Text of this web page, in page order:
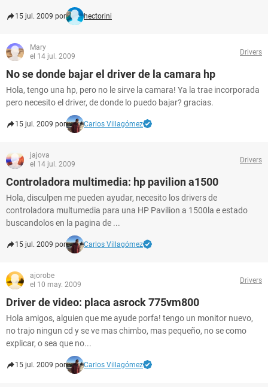
15 jul. 2009 por hectorini
Mary
el 14 jul. 2009
Drivers
No se donde bajar el driver de la camara hp
Hola, tengo una hp, pero no le sirve la camara! Ya la trae incorporada
pero necesito el driver, de donde lo puedo bajar? gracias.
15 jul. 2009 por Carlos Villagómez
jajova
el 14 jul. 2009
Drivers
Controladora multimedia: hp pavilion a1500
Hola, disculpen me pueden ayudar, necesito los drivers de
controladora multumedia para una HP Pavilion a 1500la e estado
buscandolos en la pagina de ...
15 jul. 2009 por Carlos Villagómez
ajorobe
el 10 may. 2009
Drivers
Driver de video: placa asrock 775vm800
Hola amigos, alguien que me ayude porfa! tengo un monitor nuevo,
no trajo ningun cd y se ve mas chimbo, mas pequeño, no se como
explicar, o sea que no...
15 jul. 2009 por Carlos Villagómez